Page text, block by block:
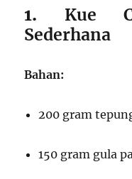
1. Kue
Sederhana
Bahan:
200 gram
150 gram gula